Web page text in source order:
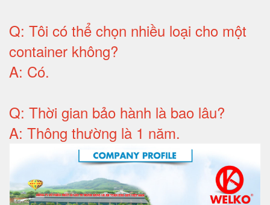
Q: Tôi có thể chọn nhiều loại cho một
container không?
A: Có.
Q: Thời gian bảo hành là bao lâu?
A: Thông thường là 1 năm.